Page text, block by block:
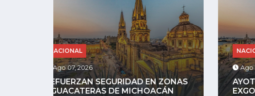
NACIONAL
Ago 06, 2026
AYOTZINAPA: FGR DETIENE A
EXGOBERNADOR AGUIRRE POR...